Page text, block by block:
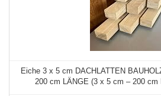
Eiche 3 x 5 cm DACHLATTEN
200 cm LÄNGE (3 x 5 cm – 200 cm